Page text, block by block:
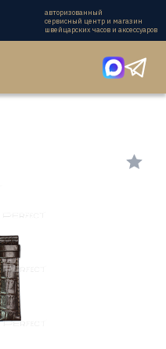
авторизованный
сервисный центр и магазин
швейцарских часов и аксессуаров